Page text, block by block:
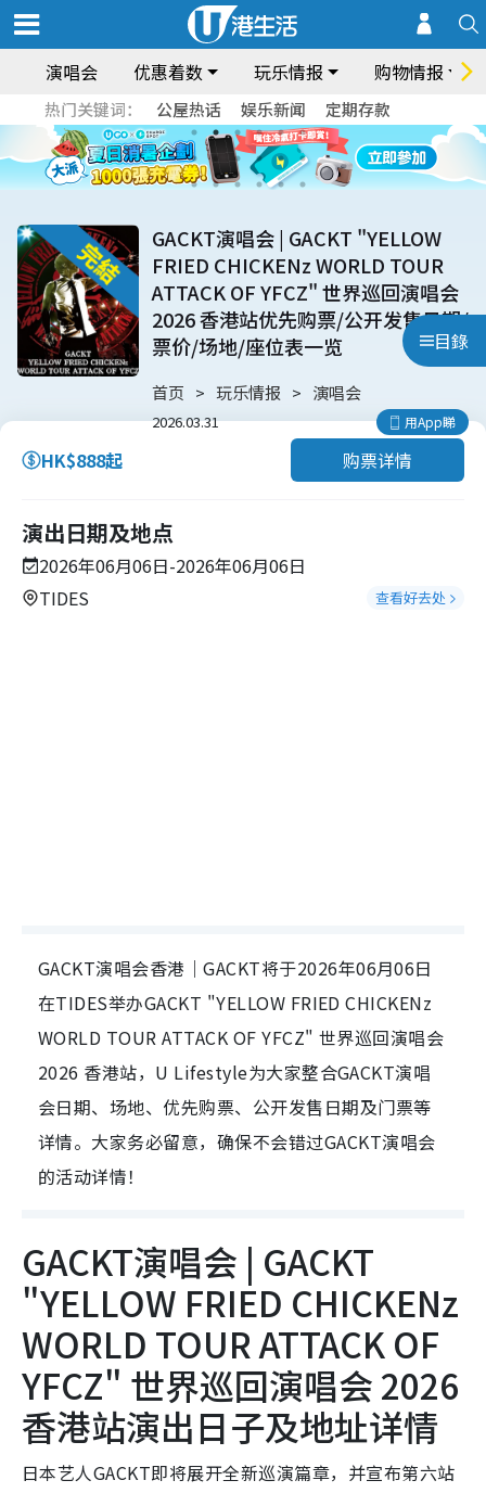
演唱会 优惠着数 玩乐情报 购物情报
热门关键词： 公屋热话 娱乐新闻 定期存款
目錄
GACKT演唱会 | GACKT "YELLOW
FRIED CHICKENz WORLD TOUR
ATTACK OF YFCZ" 世界巡回演唱会
2026 香港站优先购票/公开发售日期/
票价/场地/座位表一览
首页 玩乐情报 演唱会
2026.03.31 用App睇
HK$888起 购票详情
演出日期及地点
2026年06月06日-2026年06月06日
TIDES
查看好去处
GACKT演唱会香港｜GACKT将于2026年06月06日
在TIDES举办GACKT "YELLOW FRIED CHICKENz
WORLD TOUR ATTACK OF YFCZ" 世界巡回演唱会
2026 香港站，U Lifestyle为大家整合GACKT演唱
会日期、场地、优先购票、公开发售日期及门票等
详情。大家务必留意，确保不会错过GACKT演唱会
的活动详情！
GACKT演唱会 | GACKT
"YELLOW FRIED CHICKENz
WORLD TOUR ATTACK OF
YFCZ" 世界巡回演唱会 2026
香港站演出日子及地址详情
日本艺人GACKT即将展开全新巡演篇章，并宣布第六站